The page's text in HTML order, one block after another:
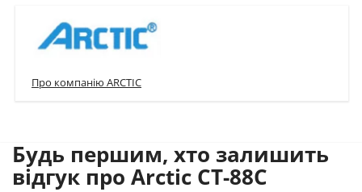
Про компанію ARCTIC
Будь першим, хто залишить
відгук про Arctic CT-88C